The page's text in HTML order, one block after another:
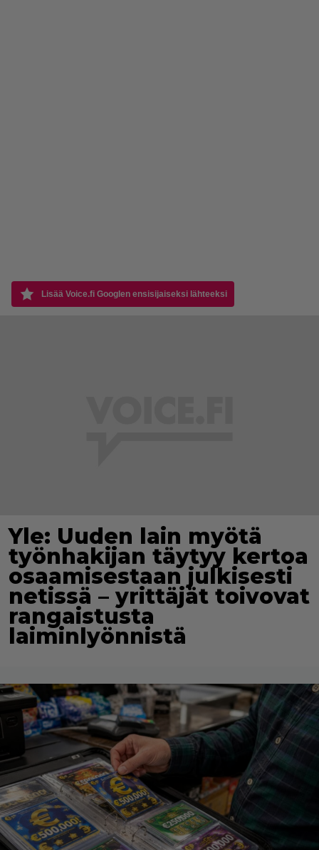
Lisää Voice.fi Googlen ensisijaiseksi lähteeksi
Yle: Uuden lain myötä
työnhakijan täytyy kertoa
osaamisestaan julkisesti
netissä – yrittäjät toivovat
rangaistusta
laiminlyönnistä